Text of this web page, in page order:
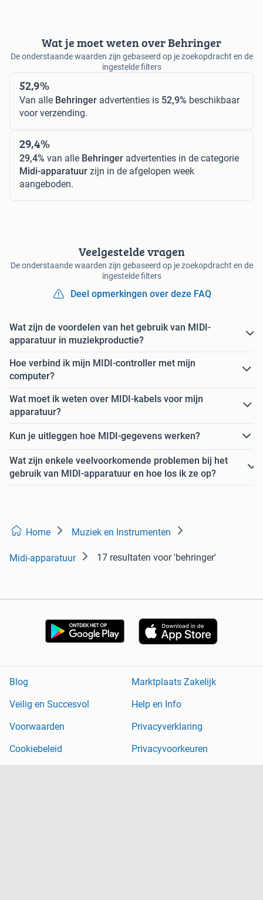
Wat je moet weten over Behringer
De onderstaande waarden zijn gebaseerd op je zoekopdracht en de
ingestelde filters
52,9%
Van alle Behringer advertenties is 52,9% beschikbaar
voor verzending.
29,4%
29,4% van alle Behringer advertenties in de categorie
Midi-apparatuur zijn in de afgelopen week
aangeboden.
Veelgestelde vragen
De onderstaande waarden zijn gebaseerd op je zoekopdracht en de
ingestelde filters
Deel opmerkingen over deze FAQ
Wat zijn de voordelen van het gebruik van MIDI-
apparatuur in muziekproductie?
Hoe verbind ik mijn MIDI-controller met mijn
computer?
Wat moet ik weten over MIDI-kabels voor mijn
apparatuur?
Kun je uitleggen hoe MIDI-gegevens werken?
Wat zijn enkele veelvoorkomende problemen bij het
gebruik van MIDI-apparatuur en hoe los ik ze op?
Home Muziek en Instrumenten
Midi-apparatuur 17 resultaten voor 'behringer'
Blog
Marktplaats Zakelijk
Veilig en Succesvol
Help en Info
Voorwaarden
Privacyverklaring
Cookiebeleid
Privacyvoorkeuren